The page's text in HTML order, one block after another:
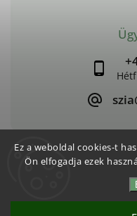
Ez a weboldal cookies-t
Ön elfogadja ezek
Süti